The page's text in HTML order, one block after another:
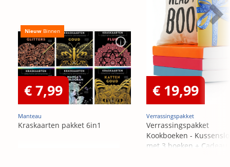
Nieuw Binnen
€ 7,99
Manteau
Kraskaarten pakket 6in1
€ 19,99
Verrassingspakket
Verrassingspakket
Kookboeken -
met 3 boeken + Cadeau